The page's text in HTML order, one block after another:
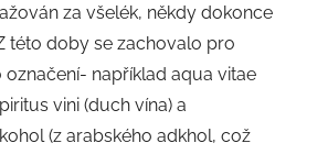
za všelék, někdy dokonce
této doby se zachovalo pro
označení- například aqua vitae
vini (duch vína) a
(z arabského adkhol, což